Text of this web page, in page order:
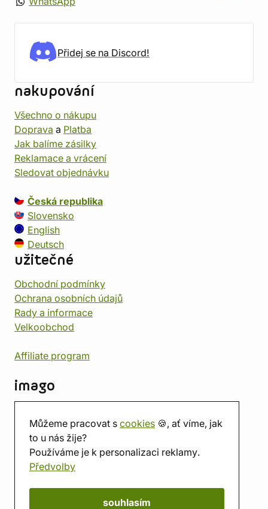
Můžeme pracovat s cookies 🍪, ať víme, jak
to u nás žije?
Používáme je k personalizaci reklamy.
Předvolby
souhlasím
Přidej se na Discord!
nakupování
Všechno o nákupu
Doprava a Platba
Jak balíme zásilky
Reklamace a vrácení
Sledovat objednávku
Česká republika
Slovensko
English
Deutsch
užitečné
Obchodní podmínky
Ochrana osobních údajů
Rady a informace
Velkoobchod
Affiliate program
imago
Prodejna
Herna
O nás
Hodnocení obchodu